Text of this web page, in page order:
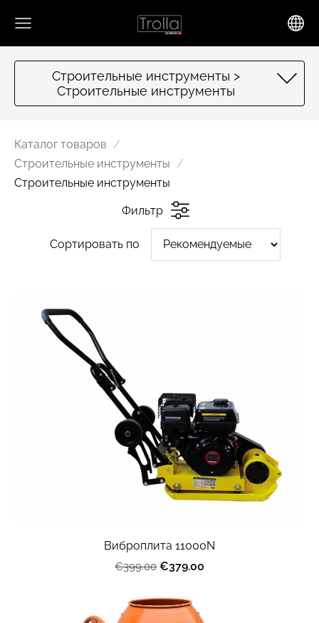
Строительные инструменты >
Строительные инструменты
Каталог товаров
Строительные инструменты
Строительные инструменты
Фильтр
Сортировать по
Виброплита 11000N
€399.00 €379.00